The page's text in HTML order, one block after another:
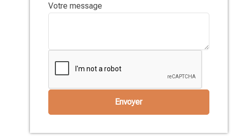
Votre message
Envoyer